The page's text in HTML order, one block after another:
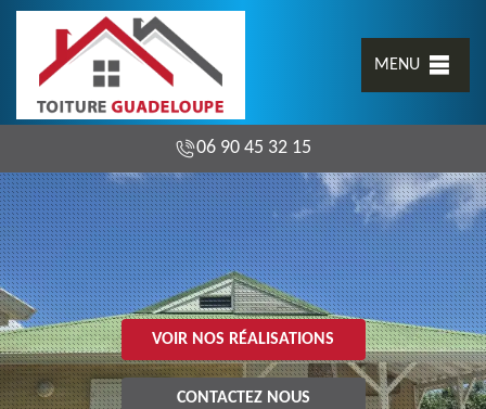
MENU
06 90 45 32 15
VOIR NOS RÉALISATIONS
CONTACTEZ NOUS